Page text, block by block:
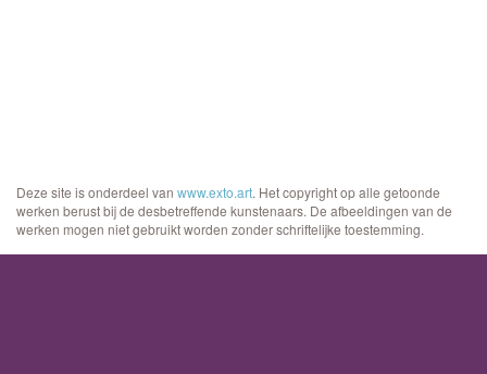
Deze site is onderdeel van www.exto.art. Het copyright op alle getoonde
werken berust bij de desbetreffende kunstenaars. De afbeeldingen van de
werken mogen niet gebruikt worden zonder schriftelijke toestemming.